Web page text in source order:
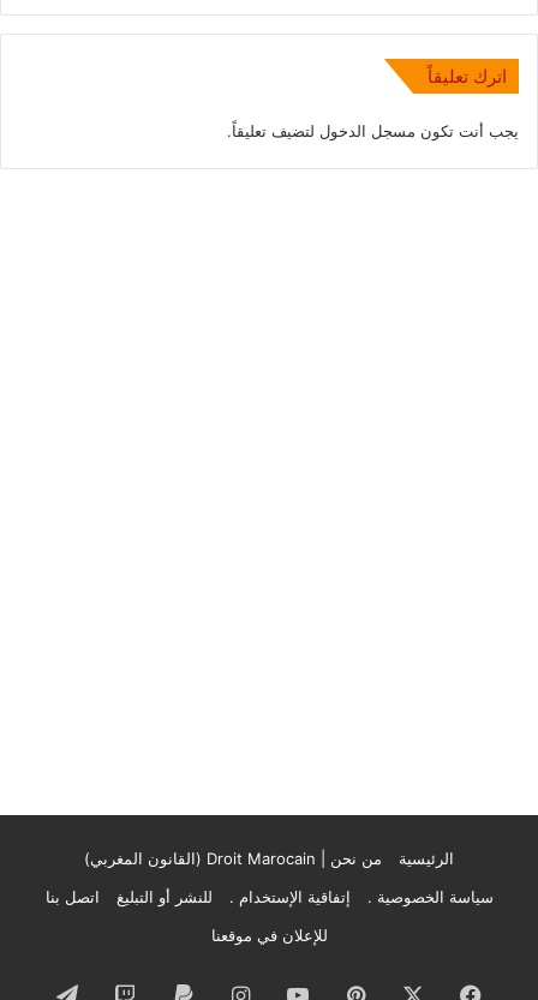
اترك تعليقاً
يجب أنت تكون مسجل الدخول لتضيف تعليقاً.
الرئيسية
من نحن | Droit Marocain (القانون المغربي)
سياسة الخصوصية .
إتفاقية الإستخدام . للنشر أو التبليغ
اتصل بنا
للإعلان في موقعنا
فيسبوك بينتيريست‫YouTubeانستقرام
‏Paypal